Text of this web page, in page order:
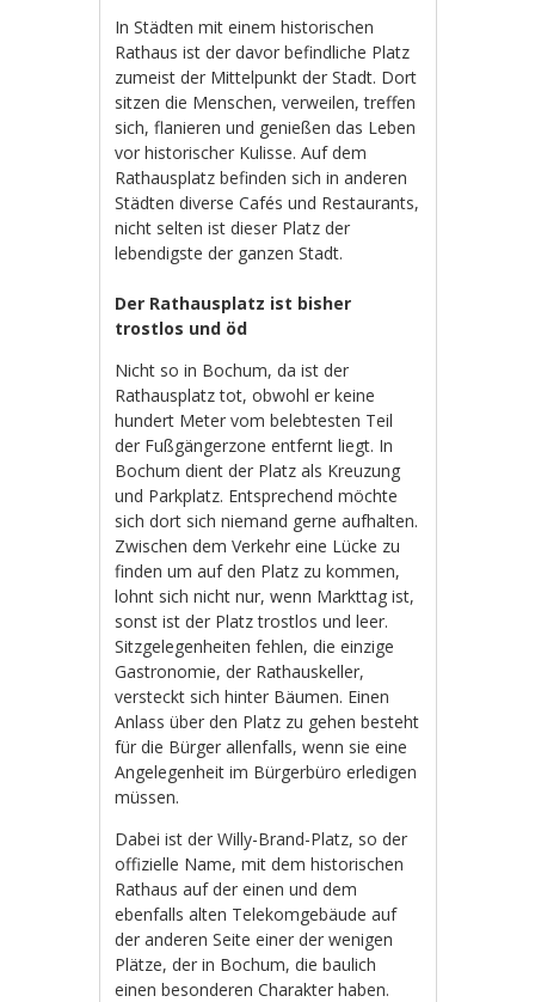
In Städten mit einem historischen
Rathaus ist der davor befindliche Platz
zumeist der Mittelpunkt der Stadt. Dort
sitzen die Menschen, verweilen, treffen
sich, flanieren und genießen das Leben
vor historischer Kulisse. Auf dem
Rathausplatz befinden sich in anderen
Städten diverse Cafés und Restaurants,
nicht selten ist dieser Platz der
lebendigste der ganzen Stadt.
Der Rathausplatz ist bisher
trostlos und öd
Nicht so in Bochum, da ist der
Rathausplatz tot, obwohl er keine
hundert Meter vom belebtesten Teil
der Fußgängerzone entfernt liegt. In
Bochum dient der Platz als Kreuzung
und Parkplatz. Entsprechend möchte
sich dort sich niemand gerne aufhalten.
Zwischen dem Verkehr eine Lücke zu
finden um auf den Platz zu kommen,
lohnt sich nicht nur, wenn Markttag ist,
sonst ist der Platz trostlos und leer.
Sitzgelegenheiten fehlen, die einzige
Gastronomie, der Rathauskeller,
versteckt sich hinter Bäumen. Einen
Anlass über den Platz zu gehen besteht
für die Bürger allenfalls, wenn sie eine
Angelegenheit im Bürgerbüro erledigen
müssen.
Dabei ist der Willy-Brand-Platz, so der
offizielle Name, mit dem historischen
Rathaus auf der einen und dem
ebenfalls alten Telekomgebäude auf
der anderen Seite einer der wenigen
Plätze, der in Bochum, die baulich
einen besonderen Charakter haben.